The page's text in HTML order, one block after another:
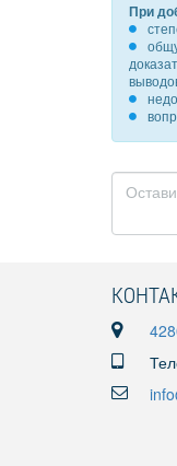
При